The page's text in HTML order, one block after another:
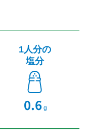
1人分の
塩分
0.6 g